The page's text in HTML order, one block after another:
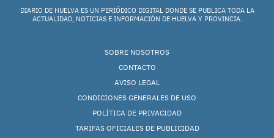
DIARIO DE HUELVA ES UN PERIÓDICO DIGITAL DONDE SE PUBLICA TODA LA
ACTUALIDAD, NOTICIAS E INFORMACIÓN DE HUELVA Y PROVINCIA.
SOBRE NOSOTROS
CONTACTO
AVISO LEGAL
CONDICIONES GENERALES DE USO
POLÍTICA DE PRIVACIDAD
TARIFAS OFICIALES DE PUBLICIDAD